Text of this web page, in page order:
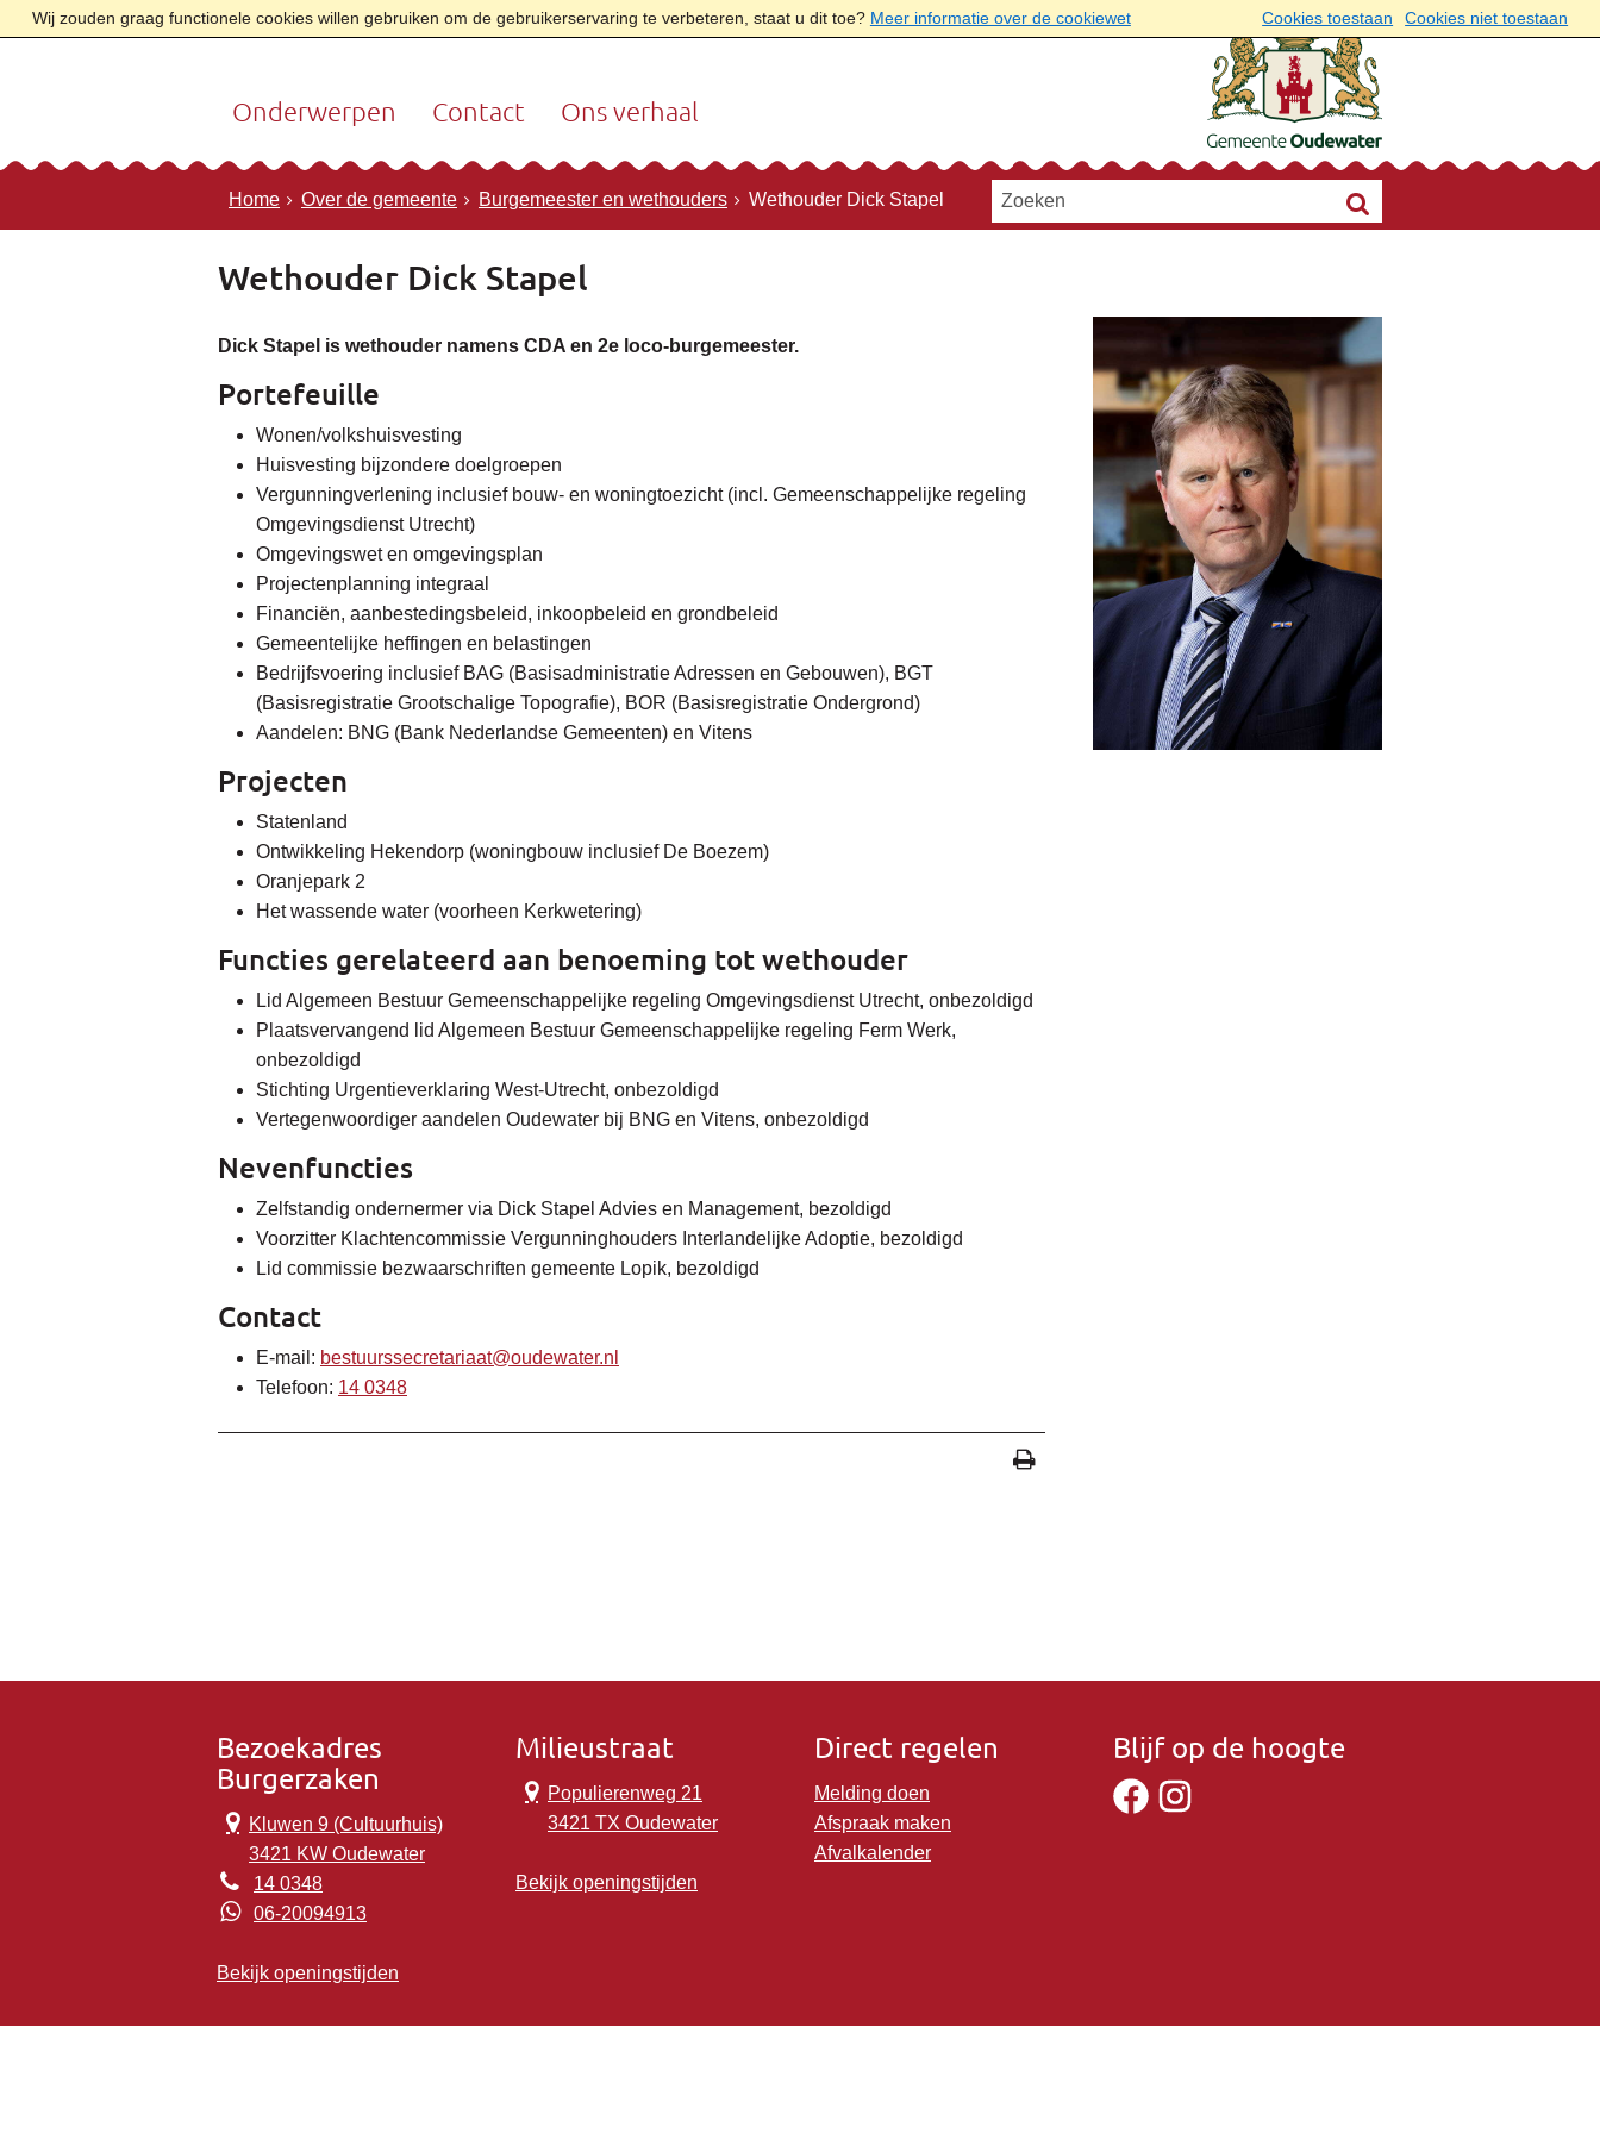
Wij zouden graag functionele cookies willen gebruiken om de gebruikerservaring te verbeteren, staat u dit toe? Meer informatie over de cookiewet Cookies toestaan Cookies niet toestaan
Onderwerpen Contact Ons verhaal
Home Over de gemeente Burgemeester en wethouders Wethouder Dick Stapel
Wethouder Dick Stapel
Dick Stapel is wethouder namens CDA en 2e loco-burgemeester.
Portefeuille
Wonen/volkshuisvesting
Huisvesting bijzondere doelgroepen
Vergunningverlening inclusief bouw- en woningtoezicht (incl. Gemeenschappelijke regeling
Omgevingsdienst Utrecht)
Omgevingswet en omgevingsplan
Projectenplanning integraal
Financiën, aanbestedingsbeleid, inkoopbeleid en grondbeleid
Gemeentelijke heffingen en belastingen
Bedrijfsvoering inclusief BAG (Basisadministratie Adressen en Gebouwen), BGT
(Basisregistratie Grootschalige Topografie), BOR (Basisregistratie Ondergrond)
Aandelen: BNG (Bank Nederlandse Gemeenten) en Vitens
Projecten
Statenland
Ontwikkeling Hekendorp (woningbouw inclusief De Boezem)
Oranjepark 2
Het wassende water (voorheen Kerkwetering)
Functies gerelateerd aan benoeming tot wethouder
Lid Algemeen Bestuur Gemeenschappelijke regeling Omgevingsdienst Utrecht, onbezoldigd
Plaatsvervangend lid Algemeen Bestuur Gemeenschappelijke regeling Ferm Werk,
onbezoldigd
Stichting Urgentieverklaring West-Utrecht, onbezoldigd
Vertegenwoordiger aandelen Oudewater bij BNG en Vitens, onbezoldigd
Nevenfuncties
Zelfstandig ondernermer via Dick Stapel Advies en Management, bezoldigd
Voorzitter Klachtencommissie Vergunninghouders Interlandelijke Adoptie, bezoldigd
Lid commissie bezwaarschriften gemeente Lopik, bezoldigd
Contact
E-mail: bestuurssecretariaat@oudewater.nl
Telefoon: 14 0348
Bezoekadres
Burgerzaken
Kluwen 9 (Cultuurhuis)
3421 KW Oudewater
14 0348
06-20094913
Bekijk openingstijden
Milieustraat
Populierenweg 21
3421 TX Oudewater
Bekijk openingstijden
Direct regelen
Melding doen
Afspraak maken
Afvalkalender
Blijf op de hoogte